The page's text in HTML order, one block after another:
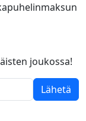
joukossa!
Lähetä